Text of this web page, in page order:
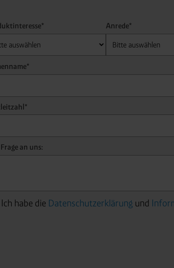
Anrede*
Frage an uns:
Ich habe die Datenschutzerklärung und